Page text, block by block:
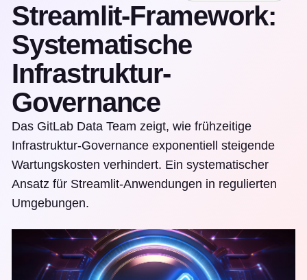
Streamlit-Framework:
Systematische
Infrastruktur-
Governance
Das GitLab Data Team zeigt, wie frühzeitige
Infrastruktur-Governance exponentiell steigende
Wartungskosten verhindert. Ein systematischer
Ansatz für Streamlit-Anwendungen in regulierten
Umgebungen.